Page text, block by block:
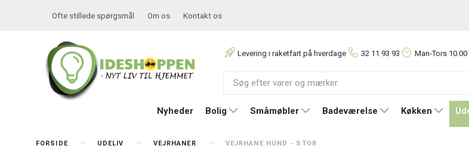
Ofte stillede spørgsmål Om os Kontakt os
Levering i raketfart på hverdage 32 11 93 93 Man-Tors
Nyheder Bolig Småmøbler Badeværelse Køkken
FORSIDE UDELIV VEJRHANER VEJRHANE HUND - STOR